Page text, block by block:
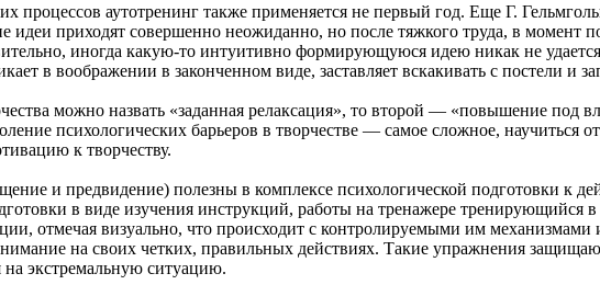
процессов аутотренинг также применяется не первый год. Еще Г.
идеи приходят совершенно неожиданно, но после тяжкого труда, в момент
иногда какую-то интуитивно формирующуюся идею никак не
в воображении в законченном виде, заставляет вскакивать с постели и
можно назвать «заданная релаксация», то второй — «повышение под
психологических барьеров в творчестве — самое сложное, научиться
к творчеству.
и предвидение) полезны в комплексе психологической подготовки к
в виде изучения инструкций, работы на тренажере тренирующийся
отмечая визуально, что происходит с контролируемыми им
на своих четких, правильных действиях. Такие упражнения
на экстремальную ситуацию.